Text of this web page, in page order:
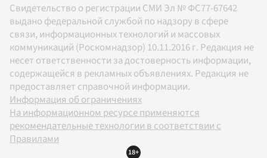
Свидетельство о регистрации СМИ Эл № ФС77-67642
выдано федеральной службой по надзору в сфере
связи, информационных технологий и массовых
коммуникаций (Роскомнадзор) 10.11.2016 г. Редакция не
несет ответственности за достоверность информации,
содержащейся в рекламных объявлениях. Редакция не
предоставляет справочной информации.
Информация об ограничениях
На информационном ресурсе применяются
рекомендательные технологии в соответствии с
Правилами
18+